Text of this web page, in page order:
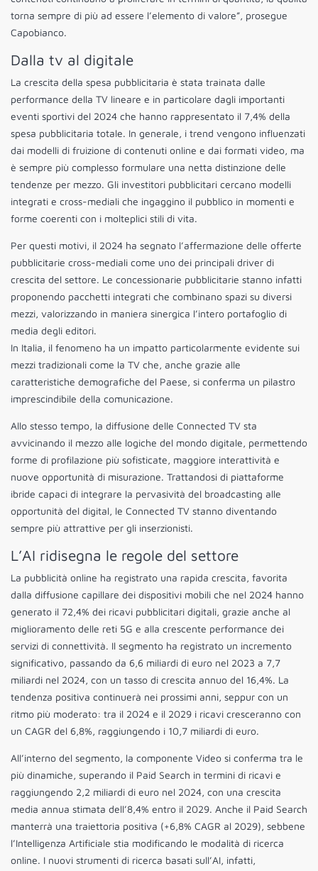
torna sempre di più ad essere l’elemento di valore”, prosegue
Capobianco.
Dalla tv al digitale
La crescita della spesa pubblicitaria è stata trainata dalle
performance della TV lineare e in particolare dagli importanti
eventi sportivi del 2024 che hanno rappresentato il 7,4% della
spesa pubblicitaria totale. In generale, i trend vengono influenzati
dai modelli di fruizione di contenuti online e dai formati video, ma
è sempre più complesso formulare una netta distinzione delle
tendenze per mezzo. Gli investitori pubblicitari cercano modelli
integrati e cross-mediali che ingaggino il pubblico in momenti e
forme coerenti con i molteplici stili di vita.
Per questi motivi, il 2024 ha segnato l’affermazione delle offerte
pubblicitarie cross-mediali come uno dei principali driver di
crescita del settore. Le concessionarie pubblicitarie stanno infatti
proponendo pacchetti integrati che combinano spazi su diversi
mezzi, valorizzando in maniera sinergica l’intero portafoglio di
media degli editori.
In Italia, il fenomeno ha un impatto particolarmente evidente sui
mezzi tradizionali come la TV che, anche grazie alle
caratteristiche demografiche del Paese, si conferma un pilastro
imprescindibile della comunicazione.
Allo stesso tempo, la diffusione delle Connected TV sta
avvicinando il mezzo alle logiche del mondo digitale, permettendo
forme di profilazione più sofisticate, maggiore interattività e
nuove opportunità di misurazione. Trattandosi di piattaforme
ibride capaci di integrare la pervasività del broadcasting alle
opportunità del digital, le Connected TV stanno diventando
sempre più attrattive per gli inserzionisti.
L’AI ridisegna le regole del settore
La pubblicità online ha registrato una rapida crescita, favorita
dalla diffusione capillare dei dispositivi mobili che nel 2024 hanno
generato il 72,4% dei ricavi pubblicitari digitali, grazie anche al
miglioramento delle reti 5G e alla crescente performance dei
servizi di connettività. Il segmento ha registrato un incremento
significativo, passando da 6,6 miliardi di euro nel 2023 a 7,7
miliardi nel 2024, con un tasso di crescita annuo del 16,4%. La
tendenza positiva continuerà nei prossimi anni, seppur con un
ritmo più moderato: tra il 2024 e il 2029 i ricavi cresceranno con
un CAGR del 6,8%, raggiungendo i 10,7 miliardi di euro.
All’interno del segmento, la componente Video si conferma tra le
più dinamiche, superando il Paid Search in termini di ricavi e
raggiungendo 2,2 miliardi di euro nel 2024, con una crescita
media annua stimata dell’8,4% entro il 2029. Anche il Paid Search
manterrà una traiettoria positiva (+6,8% CAGR al 2029), sebbene
l’Intelligenza Artificiale stia modificando le modalità di ricerca
online. I nuovi strumenti di ricerca basati sull’AI, infatti,